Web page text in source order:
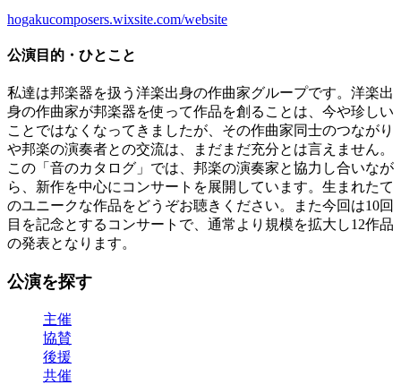
hogakucomposers.wixsite.com/website
公演目的・ひとこと
私達は邦楽器を扱う洋楽出身の作曲家グループです。洋楽出
身の作曲家が邦楽器を使って作品を創ることは、今や珍しい
ことではなくなってきましたが、その作曲家同士のつながり
や邦楽の演奏者との交流は、まだまだ充分とは言えません。
この「音のカタログ」では、邦楽の演奏家と協力し合いなが
ら、新作を中心にコンサートを展開しています。生まれたて
のユニークな作品をどうぞお聴きください。また今回は10回
目を記念とするコンサートで、通常より規模を拡大し12作品
の発表となります。
公演を探す
主催
協賛
後援
共催